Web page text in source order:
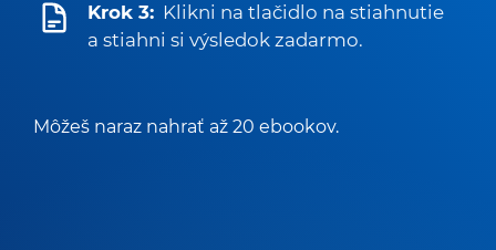
Krok 3: Klikni na tlačidlo na stiahnutie
a stiahni si výsledok zadarmo.
Môžeš naraz nahrať až 20 ebookov.